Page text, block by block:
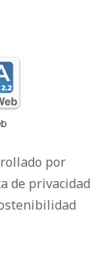
por
de privacidad